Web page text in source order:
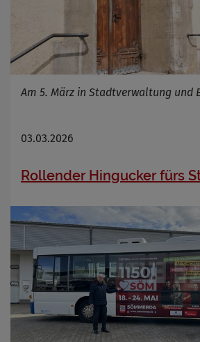
Am 5. März in Stadtverwaltung und
03.03.2026
Rollender Hingucker fürs